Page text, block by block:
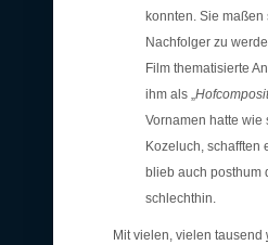
konnten. Sie
Nachfolger zu
Film thematisierte
ihm als „
Vornamen hatte wie
Kozeluch, schafften
blieb auch posthum
schlechthin.
Mit vielen, vielen tausend